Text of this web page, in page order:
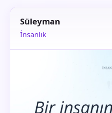
Süleyman
İnsanlık